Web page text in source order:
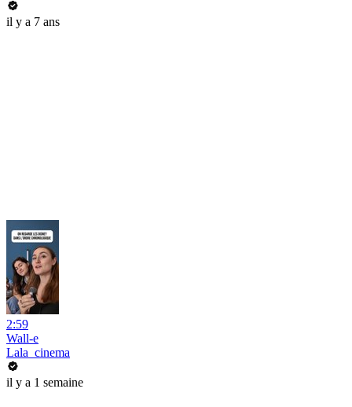
il y a 7 ans
2:59
Wall-e
Lala_cinema
il y a 1 semaine